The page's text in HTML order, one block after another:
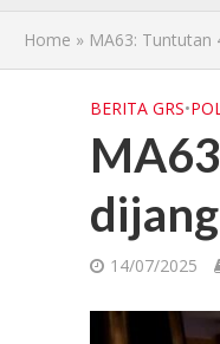
Home » MA63: Tuntutan
BERITA GRS•
14/07/2025